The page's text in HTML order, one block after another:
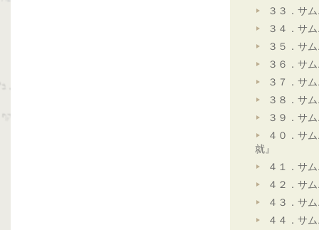
３３．サ
３４．サ
３５．サ
３６．サ
３７．サ
３８．サ
３９．サ
４０．サ
就』
４１．サ
４２．サ
４３．サ
４４．サ